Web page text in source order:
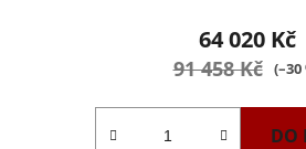
64 020 Kč
91 458 Kč (–30
DO